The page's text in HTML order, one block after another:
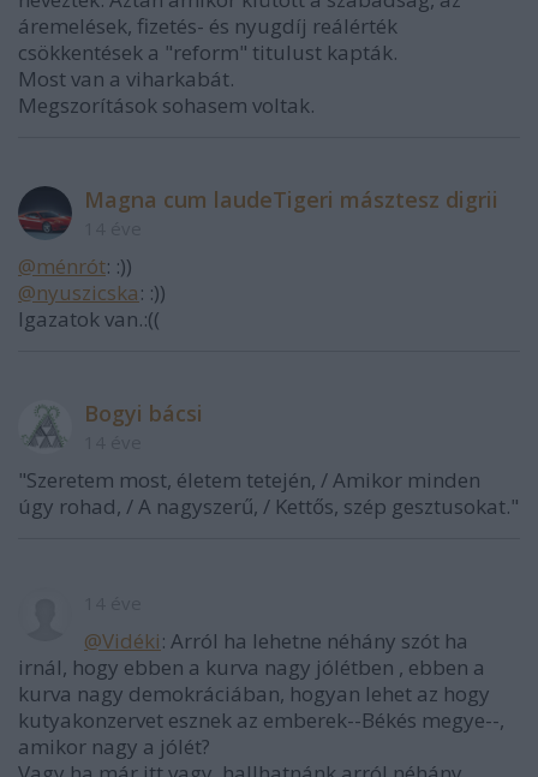
áremelések, fizetés- és nyugdíj reálérték
csökkentések a "reform" titulust kapták.
Most van a viharkabát.
Megszorítások sohasem voltak.
Magna cum laudeTigeri másztesz digrii
@ménrót: :))
@nyuszicska: :))
Igazatok van.:((
Bogyi bácsi
"Szeretem most, életem tetején, / Amikor minden
úgy rohad, / A nagyszerű, / Kettős, szép gesztusokat."
@Vidéki: Arról ha lehetne néhány szót ha
irnál, hogy ebben a kurva nagy jólétben , ebben a
kurva nagy demokráciában, hogyan lehet az hogy
kutyakonzervet esznek az emberek--Békés megye--,
amikor nagy a jólét?